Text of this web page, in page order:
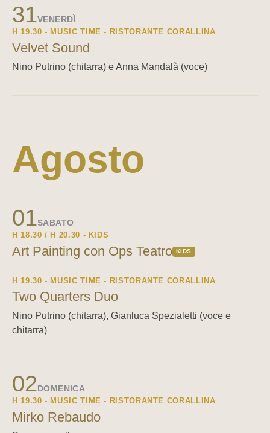
31VENERDÌ
H 19.30 - MUSIC TIME - RISTORANTE CORALLINA
Velvet Sound
Nino Putrino (chitarra) e Anna Mandalà (voce)
Agosto
01SABATO
H 18.30 / H 20.30 - KIDS
Art Painting con Ops Teatro KIDS
H 19.30 - MUSIC TIME - RISTORANTE CORALLINA
Two Quarters Duo
Nino Putrino (chitarra), Gianluca Spezialetti (voce e
chitarra)
02 DOMENICA
H 19.30 - MUSIC TIME - RISTORANTE CORALLINA
Mirko Rebaudo